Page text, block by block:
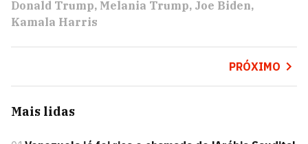
Donald Trump Melania Trump Joe Biden
Kamala Harris
PRÓXIMO
Mais lidas